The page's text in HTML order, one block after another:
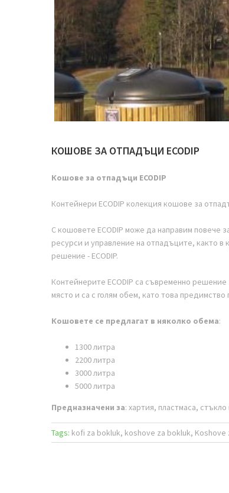
КОШОВЕ ЗА ОТПАДЪЦИ ECODIP
Кошове за отпадъци ECODIP
Контейнери ECODIP колекция кошове за
С кошовете ECODIP може да направим повече
ресурси и управление на отпадъците, както в
решение - ECODIP.
Контейнерите ECODIP са съвременно решение
място и са с голям обем, като това
Кошовете се предлагат в няколко обема:
1300 литра
2200 литра
3000 литра
5000 литра
Предназначени за: хартия, пластмаса,
Tags: kofi za bokluk, koshove za bokluk,